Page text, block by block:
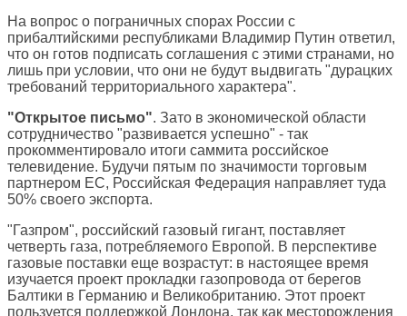
На вопрос о пограничных спорах России с
прибалтийскими республиками Владимир Путин ответил,
что он готов подписать соглашения с этими странами, но
лишь при условии, что они не будут выдвигать "дурацких
требований территориального характера".
"Открытое письмо". Зато в экономической области
сотрудничество "развивается успешно" - так
прокомментировало итоги саммита российское
телевидение. Будучи пятым по значимости торговым
партнером ЕС, Российская Федерация направляет туда
50% своего экспорта.
"Газпром", российский газовый гигант, поставляет
четверть газа, потребляемого Европой. В перспективе
газовые поставки еще возрастут: в настоящее время
изучается проект прокладки газопровода от берегов
Балтики в Германию и Великобританию. Этот проект
пользуется поддержкой Лондона, так как месторождения